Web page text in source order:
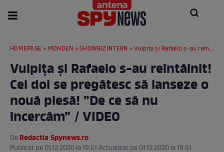
HOMEPAGE » MONDEN »SHOWBIZ INTERN » Vulpița și Rafaelo s-au reîntâlnit! Cei doi se pregătesc să lanseze o nouă piesă! ”De ce să nu încercăm” / VIDEO
Vulpița și Rafaelo s-au reîntâlnit!
Cei doi se pregătesc să lanseze o
nouă piesă! ”De ce să nu
încercăm” / VIDEO
DeRedactia Spynews.ro.
Publicat pe 01.12.2020 la 19:51 Actualizat pe 01.12.2020 la 19:51